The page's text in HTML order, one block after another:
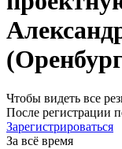
Чтобы видеть все
После регистрации
Зарегистрироваться
За всё время